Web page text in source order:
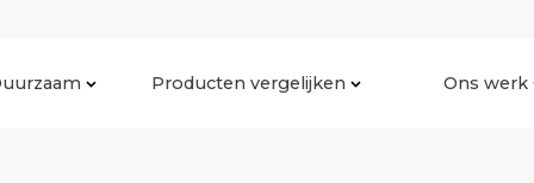
Producten vergelijken Ons werk